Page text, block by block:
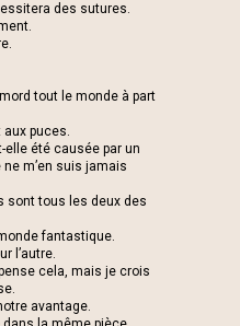
des sutures.
tout le monde à part
puces.
elle été causée par un
m’en suis jamais
sont tous les deux des
fantastique.
l’autre.
cela, mais je crois
avantage.